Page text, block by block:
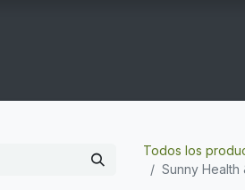
Todos los
Sunny Health